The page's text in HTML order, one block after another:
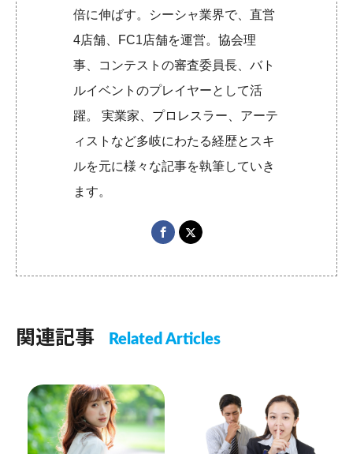
倍に伸ばす。シーシャ業界で、直営
4店舗、FC1店舗を運営。協会理
事、コンテストの審査委員長、バト
ルイベントのプレイヤーとして活
躍。 実業家、プロレスラー、アーテ
ィストなど多岐にわたる経歴とスキ
ルを元に様々な記事を執筆していき
ます。
関連記事 Related Articles